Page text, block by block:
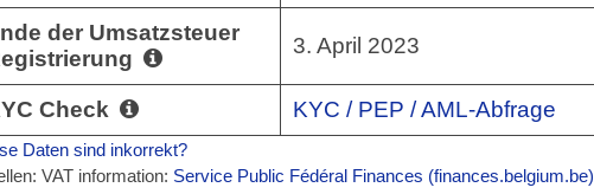
der Umsatzsteuer
3. April 2023
Check KYC / PEP / AML-Abfrage
Daten sind inkorrekt?
VAT information: Service Public Fédéral Finances (finances.belgium.be)